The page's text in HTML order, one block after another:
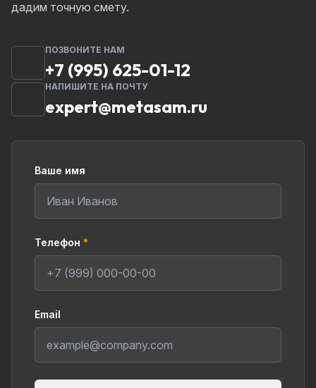
дадим точную смету.
ПОЗВОНИТЕ НАМ
+7 (995) 625-01-12
НАПИШИТЕ НА ПОЧТУ
expert@metasam.ru
Ваше имя
Телефон *
Email